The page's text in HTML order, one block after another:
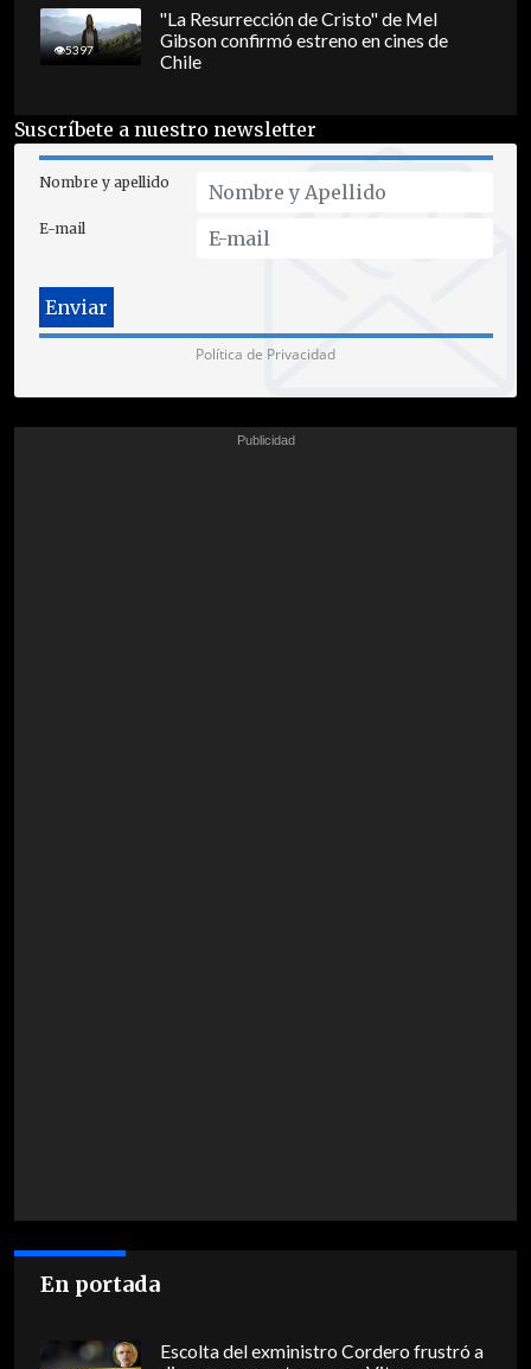
5397
"La Resurrección de Cristo" de Mel
Gibson confirmó estreno en cines de
Chile
Suscríbete a nuestro newsletter
Nombre y apellido
E-mail
Política de Privacidad
En portada
Escolta del exministro Cordero frustró a